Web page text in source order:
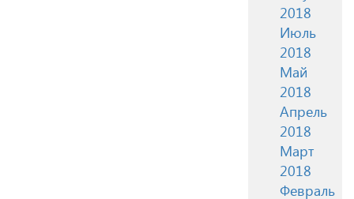
2018
Июль
2018
Май
2018
Апрель
2018
Март
2018
Февраль